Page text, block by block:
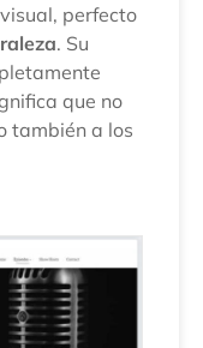
perfecto
. Su
que no
también a los